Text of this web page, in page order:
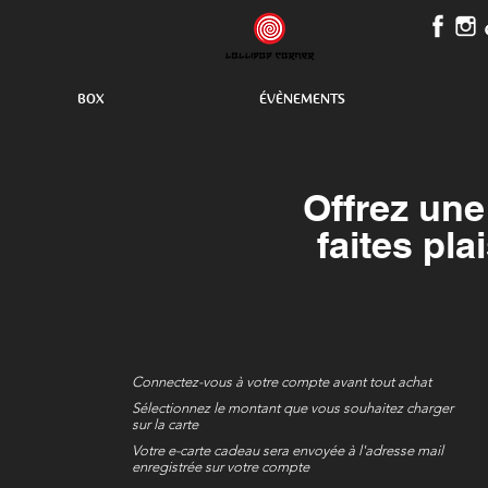
BOX ÉVÈNEMENTS
Offrez
faites
Connectez-vous à votre compte avant tout achat
Sélectionnez le montant que vous souhaitez charger
sur la carte
Votre e-carte cadeau sera envoyée à l'adresse mail
enregistrée sur votre compte